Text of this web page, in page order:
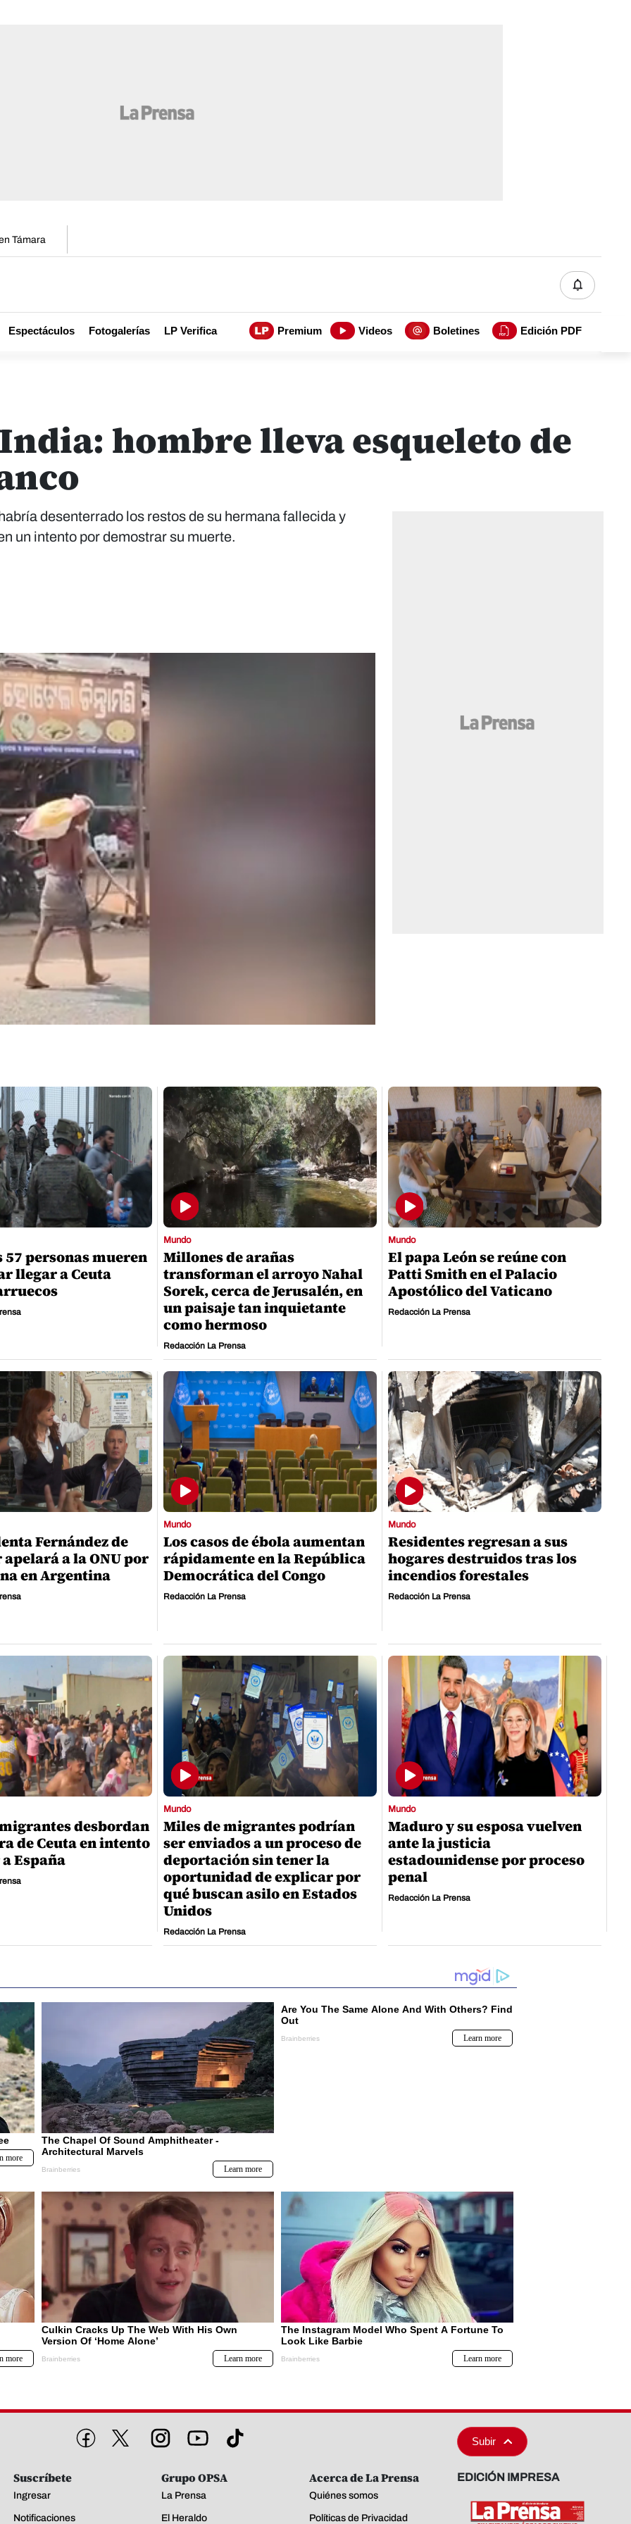
Támara
Espectáculos Fotogalerías LP Verifica Premium Videos Boletines Edición PDF
hombre lleva esqueleto de
desenterrado los restos de su hermana fallecida y
un intento por demostrar su muerte.
57 personas mueren
llegar a Ceuta
Mundo
Millones de arañas
transforman el arroyo Nahal
Sorek, cerca de Jerusalén, en
un paisaje tan inquietante
como hermoso
Redacción La Prensa
Mundo
El papa León se reúne con
Patti Smith en el Palacio
Apostólico del Vaticano
Redacción La Prensa
Fernández de
a la ONU por
en Argentina
Mundo
Los casos de ébola aumentan
rápidamente en la República
Democrática del Congo
Redacción La Prensa
Mundo
Residentes regresan a sus
hogares destruidos tras los
incendios forestales
Redacción La Prensa
desbordan
de Ceuta en intento
España
Mundo
Miles de migrantes podrían
ser enviados a un proceso de
deportación sin tener la
oportunidad de explicar por
qué buscan asilo en Estados
Unidos
Redacción La Prensa
Mundo
Maduro y su esposa vuelven
ante la justicia
estadounidense por proceso
penal
Redacción La Prensa
Subir
Suscríbete
Ingresar
Notificaciones
Grupo OPSA
La Prensa
El Heraldo
Acerca de La Prensa
Quiénes somos
Políticas de Privacidad
EDICIÓN IMPRESA